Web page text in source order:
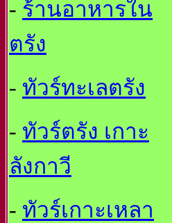
- ร้านอาหารใน
ตรัง
- ทัวร์ทะเลตรัง
- ทัวร์ตรัง เกาะ
ลังกาวี
- ทัวร์เกาะเหลา